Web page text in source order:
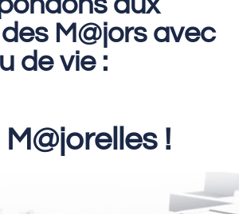
M@jors avec
de vie :
M@jorelles !